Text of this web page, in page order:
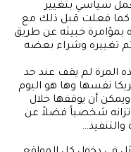
سياسي بتغيير
كما فعلت قبل ذلك مع
بمؤامرة خبيثه عن طريق
تغييره وشراء بعضه
المرة لم يقف عند حد
نفسها وها هو اليوم
أن يوقفها خلال
شخصياً فضلاً عن